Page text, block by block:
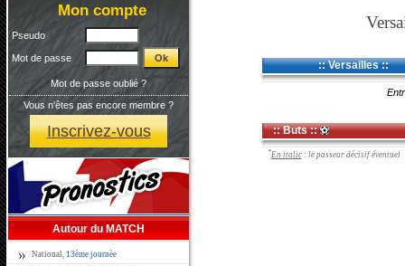
Mon compte
Pseudo
Mot de passe
Mot de passe oublié ?
Vous n'êtes pas encore membre ?
Inscrivez-vous
Autour du MATCH
National, 13ème journèe
:: Versailles ::
:: Buts ::
*En italic: le passeur décisif éventuel